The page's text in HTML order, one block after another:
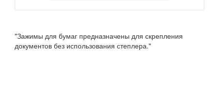
"Зажимы для бумаг предназначены для скрепления
документов без использования степлера."